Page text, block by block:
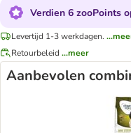
Verdien 6 zooPoints
Levertijd 1-3 werkdagen.
Retourbeleid ...meer
Aanbevolen